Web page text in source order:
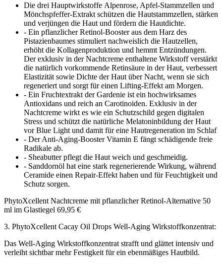
Die drei Hauptwirkstoffe Alpenrose, Apfel-Stammzellen und
Mönchspfeffer-Extrakt schützen die Hautstammzellen, stärken
und verjüngen die Haut und fördern die Hautdichte.
- Ein pflanzlicher Retinol-Booster aus dem Harz des
Pistazienbaumes stimuliert nachweislich die Hautzellen,
erhöht die Kollagenproduktion und hemmt Entzündungen.
Der exklusiv in der Nachtcreme enthaltene Wirkstoff verstärkt
die natürlich vorkommende Retinsäure in der Haut, verbessert
Elastizität sowie Dichte der Haut über Nacht, wenn sie sich
regeneriert und sorgt für einen Lifting-Effekt am Morgen.
- Ein Fruchtextrakt der Gardenie ist ein hochwirksames
Antioxidans und reich an Carotinoiden. Exklusiv in der
Nachtcreme wirkt es wie ein Schutzschild gegen digitalen
Stress und schützt die natürliche Melatoninbildung der Haut
vor Blue Light und damit für eine Hautregeneration im Schlaf
- Der Anti-Aging-Booster Vitamin E fängt schädigende freie
Radikale ab.
- Sheabutter pflegt die Haut weich und geschmeidig.
- Sanddornöl hat eine stark regenerierende Wirkung, während
Ceramide einen Repair-Effekt haben und für Feuchtigkeit und
Schutz sorgen.
PhytoXcellent Nachtcreme mit pflanzlicher Retinol-Alternative 50
ml im Glastiegel 69,95 €
3. PhytoXcellent Cacay Oil Drops Well-Aging Wirkstoffkonzentrat:
Das Well-Aging Wirkstoffkonzentrat strafft und glättet intensiv und
verleiht sichtbar mehr Festigkeit für ein ebenmäßiges Hautbild.